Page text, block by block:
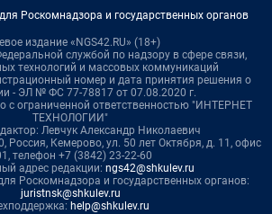
Роскомнадзора и государственных органов
издание «NGS42.RU» (18+)
службой по надзору в сфере связи,
технологий и массовых коммуникаций
номер и дата принятия решения о
- ЭЛ № ФС 77-78817 от 07.08.2020 г.
с ограниченной ответственностью "ИНТЕРНЕТ
ТЕХНОЛОГИИ"
Левчук Александр Николаевич
Россия, Кемерово, ул. 50 лет Октября, д. 11, офис
телефон +7 (3842) 23-22-60
адрес редакции: ngs42@shkulev.ru
Роскомнадзора и государственных органов:
juristnsk@shkulev.ru
help@shkulev.ru